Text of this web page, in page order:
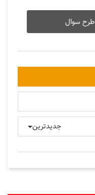
طرح سوال
جدیدترین